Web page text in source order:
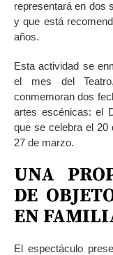
representará en dos
y que está
años.
Esta actividad se
el mes del
conmemoran dos
artes escénicas: el
que se celebra el 20
27 de marzo.
UNA
DE
EN
El espectáculo